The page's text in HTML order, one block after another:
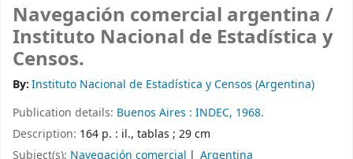
Navegación comercial argentina /
Instituto Nacional de Estadística y
Censos.
By:Instituto Nacional de Estadística y Censos (Argentina)
Publication details: Buenos Aires : INDEC, 1968.
Description: 164 p. : il., tablas ; 29 cm
Subject(s): Navegación comercial
Argentina